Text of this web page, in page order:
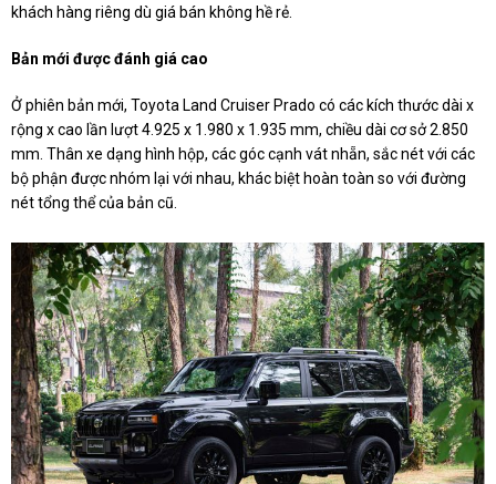
khách hàng riêng dù giá bán không hề rẻ.
Bản mới được đánh giá cao
Ở phiên bản mới, Toyota Land Cruiser Prado có các kích thước dài x
rộng x cao lần lượt 4.925 x 1.980 x 1.935 mm, chiều dài cơ sở 2.850
mm. Thân xe dạng hình hộp, các góc cạnh vát nhẵn, sắc nét với các
bộ phận được nhóm lại với nhau, khác biệt hoàn toàn so với đường
nét tổng thể của bản cũ.